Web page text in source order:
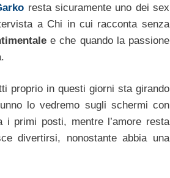
resta sicuramente uno dei sex
a Chi in cui racconta senza
e che quando la passione
proprio in questi giorni sta girando
lo vedremo sugli schermi con
primi posti, mentre l’amore resta
divertirsi, nonostante abbia una